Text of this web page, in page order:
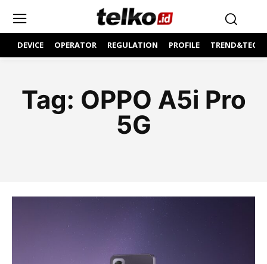
DEVICE OPERATOR REGULATION PROFILE
Tag: OPPO A5i Pro
5G